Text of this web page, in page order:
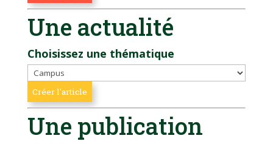
Une actualité
Choisissez une thématique
Une publication